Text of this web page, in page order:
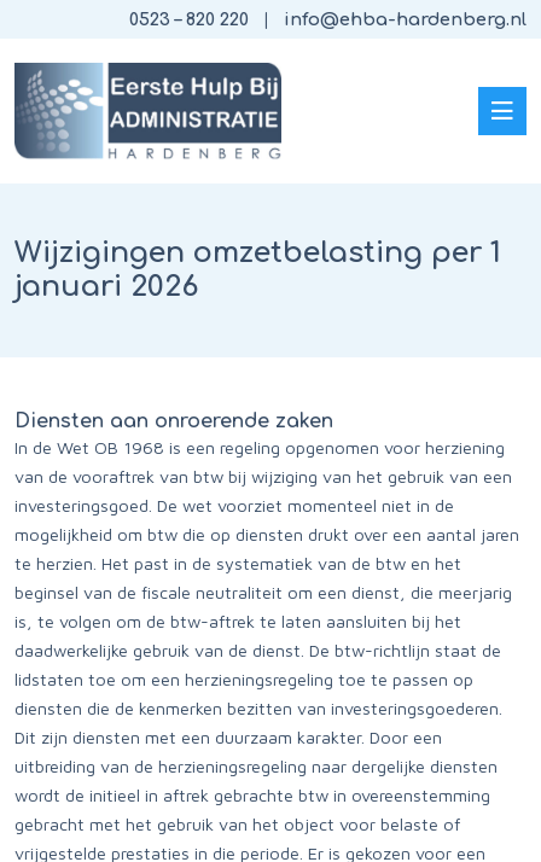
0523 – 820 220 info@ehba-hardenberg.nl
Wijzigingen omzetbelasting per 1
januari 2026
Diensten aan onroerende zaken
In de Wet OB 1968 is een regeling opgenomen voor herziening
van de vooraftrek van btw bij wijziging van het gebruik van een
investeringsgoed. De wet voorziet momenteel niet in de
mogelijkheid om btw die op diensten drukt over een aantal jaren
te herzien. Het past in de systematiek van de btw en het
beginsel van de fiscale neutraliteit om een dienst, die meerjarig
is, te volgen om de btw-aftrek te laten aansluiten bij het
daadwerkelijke gebruik van de dienst. De btw-richtlijn staat de
lidstaten toe om een herzieningsregeling toe te passen op
diensten die de kenmerken bezitten van investeringsgoederen.
Dit zijn diensten met een duurzaam karakter. Door een
uitbreiding van de herzieningsregeling naar dergelijke diensten
wordt de initieel in aftrek gebrachte btw in overeenstemming
gebracht met het gebruik van het object voor belaste of
vrijgestelde prestaties in die periode. Er is gekozen voor een